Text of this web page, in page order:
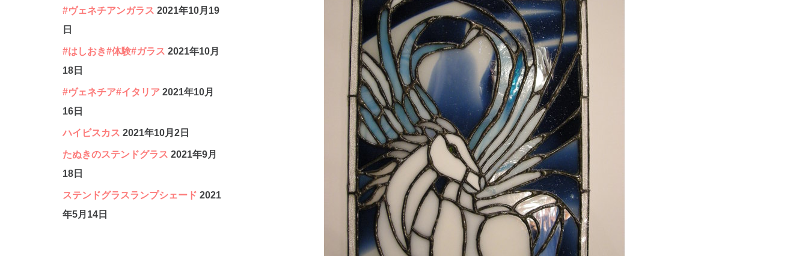
#ヴェネチアンガラス 2021年10月19
日
#はしおき#体験#ガラス 2021年10月
18日
#ヴェネチア#イタリア 2021年10月
16日
ハイビスカス 2021年10月2日
たぬきのステンドグラス 2021年9月
18日
ステンドグラスランプシェード 2021
年5月14日